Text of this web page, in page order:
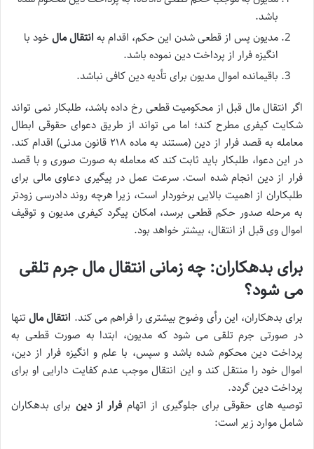
باشد.
مدیون پس از قطعی شدن این حکم، اقدام به انتقال مالخود با
انگیزه فرار از پرداخت دین نموده باشد.
باقیمانده اموال مدیون برای تأدیه دین کافی نباشد.
اگر انتقال مال قبل از محکومیت قطعی رخ داده باشد، طلبکار نمی تواند
شکایت کیفری مطرح کند؛ اما می تواند از طریق دعوای حقوقی ابطال
معامله به قصد فرار از دین
(مستند به ماده ۲۱۸ قانون مدنی) اقدام کند.
در این دعوا، طلبکار باید ثابت کند که معامله به صورت صوری و با قصد
فرار از دین انجام شده است.سرعت عمل در پیگیری دعاوی مالی برای
طلبکاران از اهمیت بالایی برخوردار است، زیرا هرچه روند دادرسی زودتر
به مرحله صدورحکم قطعیبرسد، امکان پیگرد کیفری مدیون و توقیف
اموال وی قبل از انتقال، بیشتر خواهد بود.
برای بدهکاران: چه زمانی انتقال مال جرم تلقی
می شود؟
برای بدهکاران، این رأی وضوح بیشتری را فراهم می کند. انتقال مالتنها
در صورتی جرم تلقی می شود که مدیون، ابتدا به صورتقطعی به
پرداخت دین محکوم شده باشد وسپس، با علم و انگیزه فرار از دین،
اموال خود را منتقل کند و این انتقال موجب عدم کفایت داراییاو برای
پرداخت دین گردد.
توصیه های حقوقی برای جلوگیری از اتهام فرار از دین برای بدهکاران
شامل موارد زیر است: